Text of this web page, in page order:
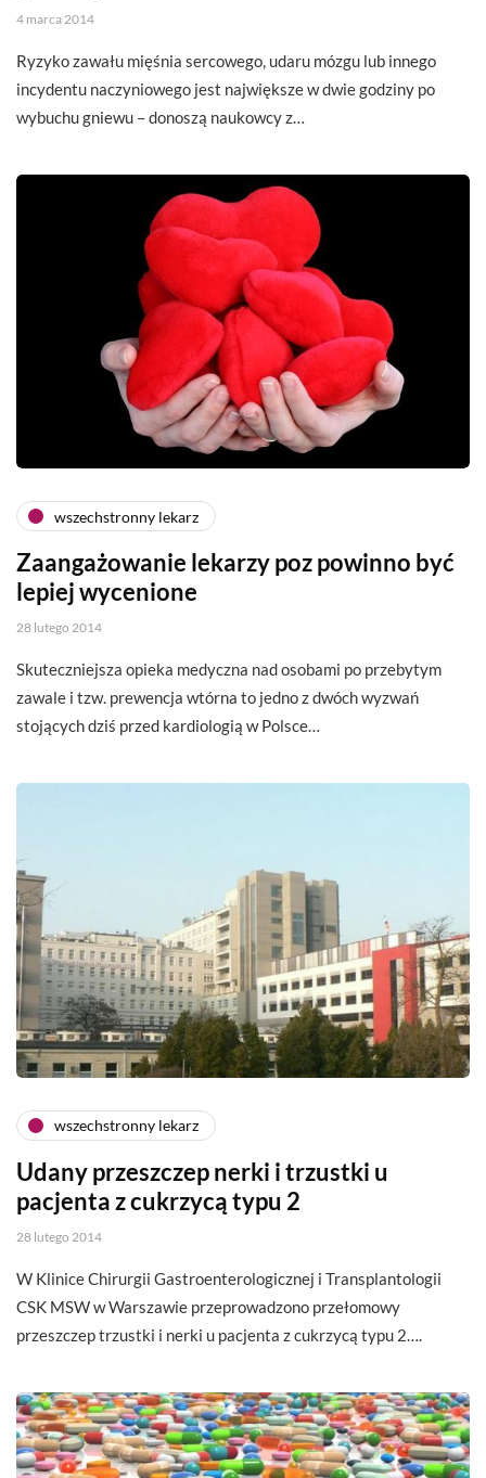
4 marca 2014
Ryzyko zawału mięśnia sercowego, udaru mózgu lub innego
incydentu naczyniowego jest największe w dwie godziny po
wybuchu gniewu – donoszą naukowcy z…
wszechstronny lekarz
Zaangażowanie lekarzy poz powinno być
lepiej wycenione
28 lutego 2014
Skuteczniejsza opieka medyczna nad osobami po przebytym
zawale i tzw. prewencja wtórna to jedno z dwóch wyzwań
stojących dziś przed kardiologią w Polsce…
wszechstronny lekarz
Udany przeszczep nerki i trzustki u
pacjenta z cukrzycą typu 2
28 lutego 2014
W Klinice Chirurgii Gastroenterologicznej i Transplantologii
CSK MSW w Warszawie przeprowadzono przełomowy
przeszczep trzustki i nerki u pacjenta z cukrzycą typu 2….